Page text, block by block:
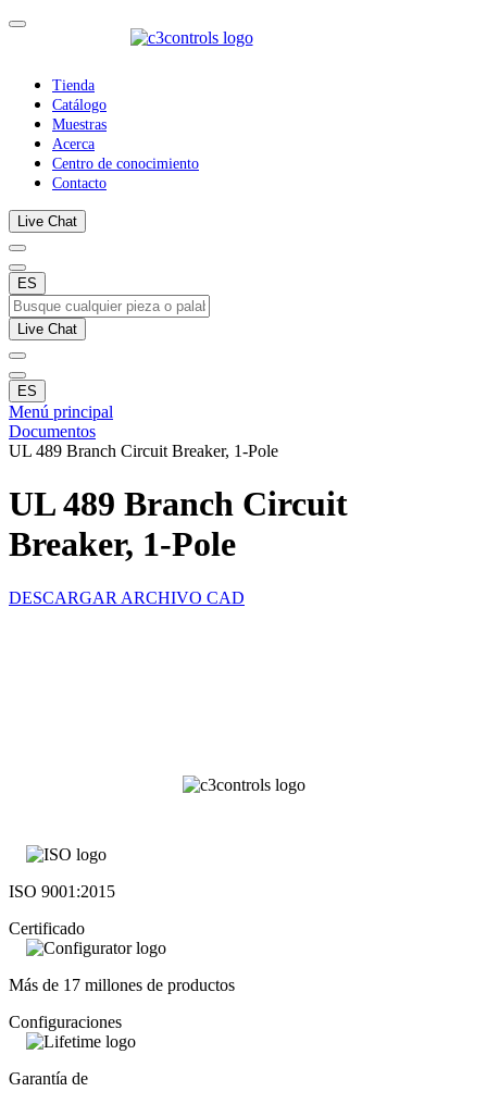
Tienda
Catálogo
Muestras
Acerca
Centro de conocimiento
Contacto
Live Chat
ES
Live Chat
ES
Menú principal
Documentos
UL 489 Branch Circuit Breaker, 1-Pole
UL 489 Branch Circuit
Breaker, 1-Pole
DESCARGAR ARCHIVO CAD
ISO 9001:2015
Certificado
Más de 17 millones de productos
Configuraciones
Garantía de